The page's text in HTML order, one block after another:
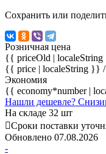
Сохранить или
Розничная цена
{{ priceOld |
{{ price | localeString }}
Экономия
{{ economy*number |
Нашли дешевле?
На складе 32 шт
Сроки поставки
Обновлено 07.08.2026
-